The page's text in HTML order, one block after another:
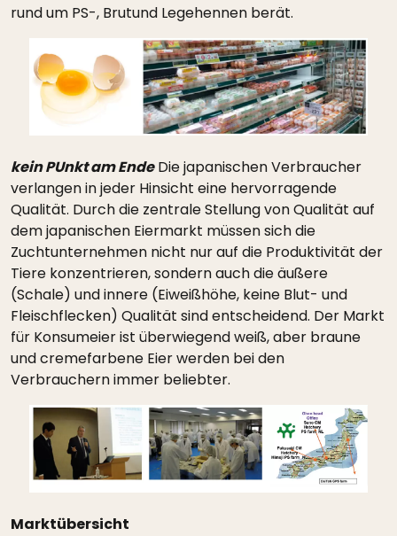
rund um PS-, Brutund Legehennen berät.
kein PUnkt am EndeDie japanischen Verbraucher
verlangen in jeder Hinsicht eine hervorragende
Qualität. Durch die zentrale Stellung von Qualität auf
dem japanischen Eiermarkt müssen sich die
Zuchtunternehmen nicht nur auf die Produktivität der
Tiere konzentrieren, sondern auch die äußere
(Schale) und innere (Eiweißhöhe, keine Blut- und
Fleischflecken) Qualität sind entscheidend. Der Markt
für Konsumeier ist überwiegend weiß, aber braune
und cremefarbene Eier werden bei den
Verbrauchern immer beliebter.
Marktübersicht